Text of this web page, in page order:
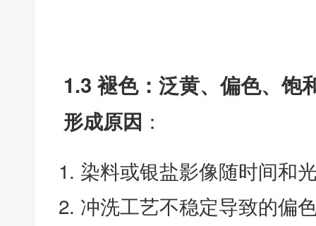
1.3 褪色：泛黄、偏色、饱
形成原因 ：
染料或银盐影像随时间和
冲洗工艺不稳定导致的偏